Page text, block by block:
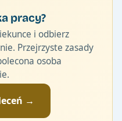
pracy?
i odbierz
Przejrzyste zasady
osoba
→